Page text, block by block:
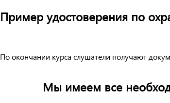
Пример удостоверения по
По окончании курса слушатели получают
Мы имеем все